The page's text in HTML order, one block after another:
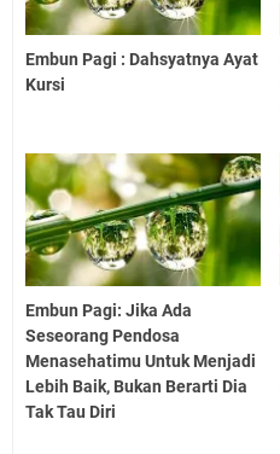
Embun Pagi : Dahsyatnya Ayat
Kursi
Embun Pagi: Jika Ada
Seseorang Pendosa
Menasehatimu Untuk Menjadi
Lebih Baik, Bukan Berarti Dia
Tak Tau Diri